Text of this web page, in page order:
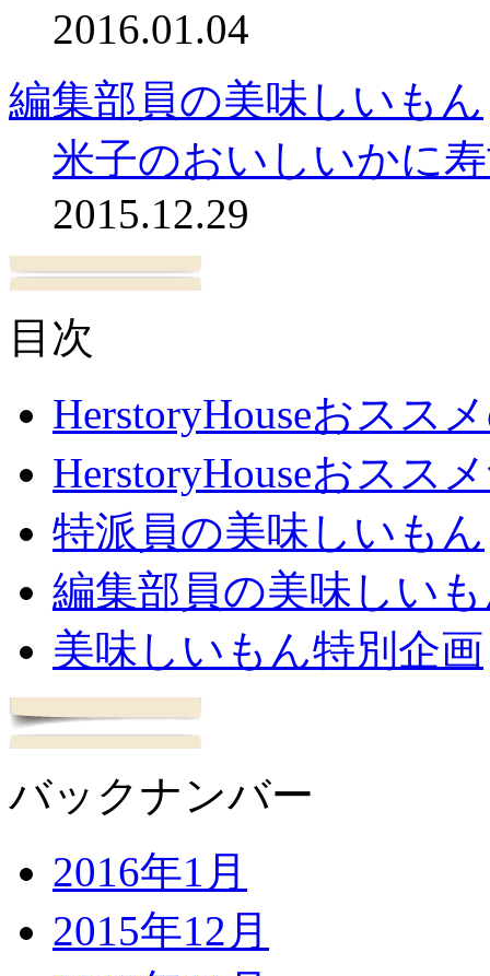
2016.01.04
編集部員の美味しいもん
米子のおいしいかに
2015.12.29
目次
HerstoryHouseおスス
HerstoryHouseおスス
特派員の美味しいもん
編集部員の美味しい
美味しいもん特別企画
バックナンバー
2016年1月
2015年12月